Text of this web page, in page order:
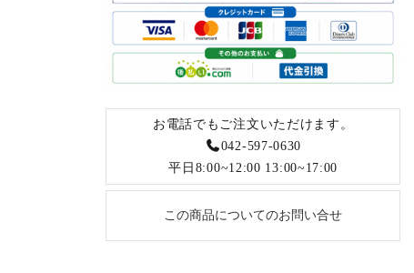
お電話でもご注文いただけます。
042-597-0630
平日8:00~12:00 13:00~17:00
この商品についてのお問い合せ